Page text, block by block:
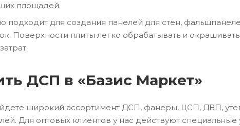
площадей.
для создания панелей для стен,
Поверхности плиты легко обрабатывать и
ДСП в «Базис Маркет»
широкий ассортимент ДСП, фанеры, ЦСП, ДВП,
Для оптовых клиентов у нас действуют специальные